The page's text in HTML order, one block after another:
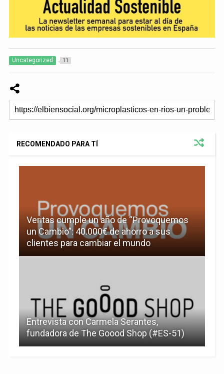
Uncategorized 11
RECOMENDADO PARA TÍ
Veritas cumple un año de “Provoquemos
un Cambio”: 40.000€ de ahorro a sus
clientes para cambiar el mundo
Entrevista con Carmela Serantes,
fundadora de The Goood Shop (#ES-51)